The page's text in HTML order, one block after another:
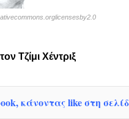
Τζίμι Χέντριξ
κάνοντας like στη